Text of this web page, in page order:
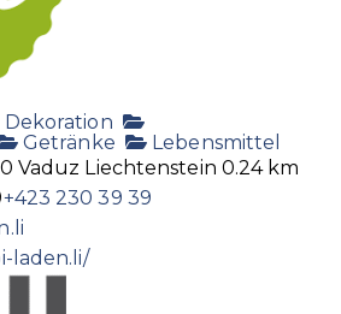
Dekoration
Getränke
Lebensmittel
Vaduz Liechtenstein 0.24 km
+423 230 39 39
laden.li/